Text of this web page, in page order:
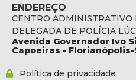
ENDEREÇO
CENTRO ADMINISTRATIVO
DELEGADA DE POLÍCIA
Avenida Governador Ivo
Capoeiras - Florianópolis-
Política de privacidade